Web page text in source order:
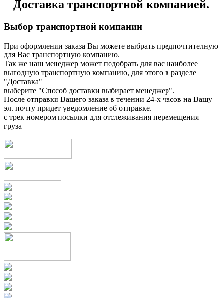
Доставка транспортной компанией.
Выбор транспортной компании
При оформлении заказа Вы можете выбрать предпочтителную
для Вас транспортную компанию.
Так же наш менеджер может подобрать для вас наиболее
выгодную транспортную компанию, для этого в разделе
"Доставка"
выберите "Способ доставки выбирает менеджер".
После отправки Вашего заказа в течении 24-х часов на Вашу
эл. почту придет уведомление об отправке.
с трек номером посылки для отслеживания перемещения
груза